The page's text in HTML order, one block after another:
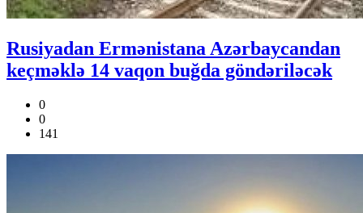
Rusiyadan Ermənistana Azərbaycandan
keçməklə 14 vaqon buğda göndəriləcək
0
0
141